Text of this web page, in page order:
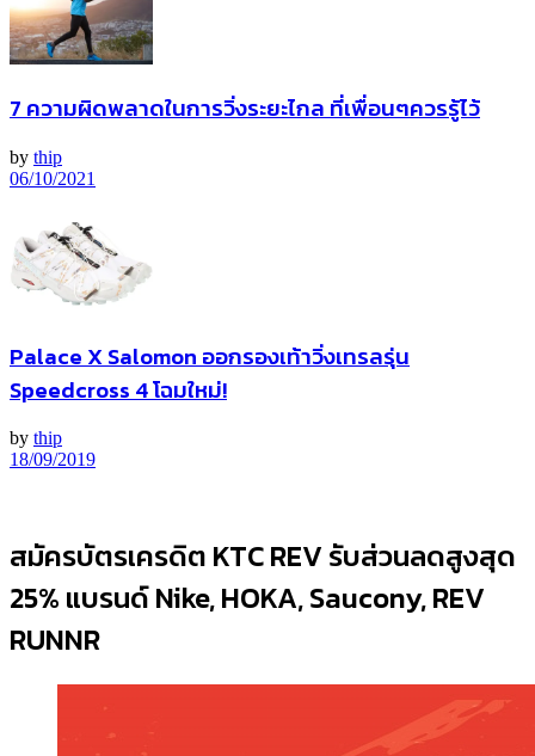
7 ความผิดพลาดในการวิ่งระยะไกล ที่เพื่อนๆควรรู้ไว้
by thip
06/10/2021
Palace X Salomon ออกรองเท้าวิ่งเทรลรุ่น
Speedcross 4 โฉมใหม่!
by thip
18/09/2019
สมัครบัตรเครดิต KTC REV รับส่วนลดสูงสุด
25% แบรนด์ Nike, HOKA, Saucony, REV
RUNNR